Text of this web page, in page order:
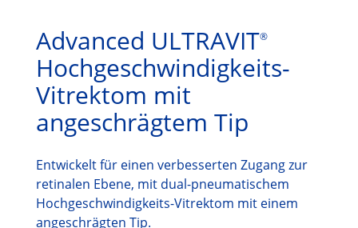
Advanced ULTRAVIT®
Hochgeschwindigkeits-
Vitrektom mit
angeschrägtem Tip
Entwickelt für einen verbesserten Zugang zur
retinalen Ebene, mit dual-pneumatischem
Hochgeschwindigkeits-Vitrektom mit einem
angeschrägten Tip.